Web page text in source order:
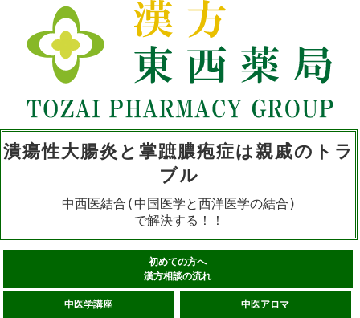
潰瘍性大腸炎と掌蹠膿疱症は親戚のトラ
ブル
中西医結合(中国医学と西洋医学の結合)
で解決する！！
初めての方へ
漢方相談の流れ
中医学講座 中医アロマ